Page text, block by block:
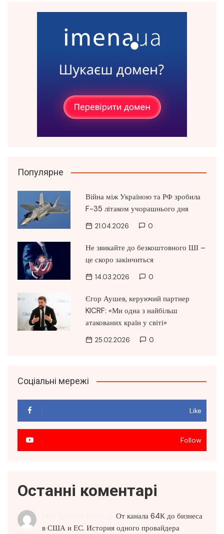
Популярне
Війна між Україною та РФ зробила
F-35 літаком учорашнього дня
21.04.2026 0
Не звикайте до безкоштовного ШІ –
це скоро закінчиться
14.03.2026 0
Єгор Аушев, керуючий партнер
KICRF: «Ми одна з найбільш
атакованих країн у світі»
25.02.2026 0
Соціальні мережі
Like
Follow
Останні коментарі
От канала 64К до бизнеса
в США и ЕС. История одного провайдера